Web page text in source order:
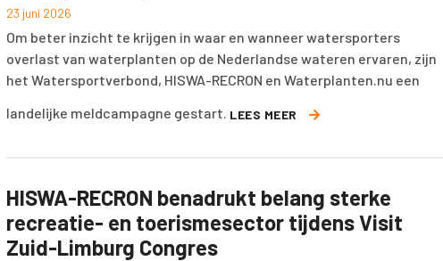
23 juni 2026
Om beter inzicht te krijgen in waar en wanneer watersporters
overlast van waterplanten op de Nederlandse wateren ervaren, zijn
het Watersportverbond, HISWA-RECRON en Waterplanten.nu een
landelijke meldcampagne gestart. LEES MEER
HISWA-RECRON benadrukt belang sterke
recreatie- en toerismesector tijdens Visit
Zuid-Limburg Congres